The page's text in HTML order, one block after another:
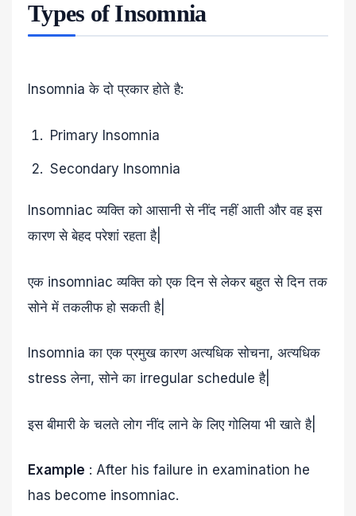
Types of Insomnia
Insomnia के दो प्रकार होते है:
Primary Insomnia
Secondary Insomnia
Insomniac व्यक्ति को आसानी से नींद नहीं आती और वह इस
कारण से बेहद परेशां रहता है|
एक insomniac व्यक्ति को एक दिन से लेकर बहुत से दिन तक
सोने में तकलीफ हो सकती है|
Insomnia का एक प्रमुख कारण अत्यधिक सोचना, अत्यधिक
stress लेना, सोने का irregular schedule है|
इस बीमारी के चलते लोग नींद लाने के लिए गोलिया भी खाते है|
Example : After his failure in examination he
has become insomniac.